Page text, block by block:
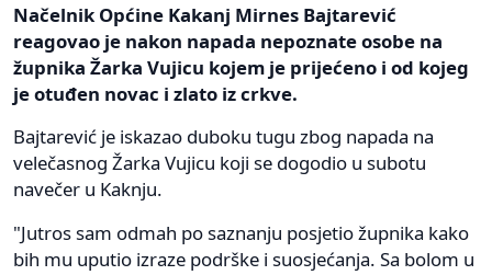
Načelnik Općine Kakanj Mirnes Bajtarević
reagovao je nakon napada nepoznate osobe na
župnika Žarka Vujicu kojem je prijećeno i od kojeg
je otuđen novac i zlato iz crkve.
Bajtarević je iskazao duboku tugu zbog napada na
velečasnog Žarka Vujicu koji se dogodio u subotu
navečer u Kaknju.
"Jutros sam odmah po saznanju posjetio župnika kako
bih mu uputio izraze podrške i suosjećanja. Sa bolom u